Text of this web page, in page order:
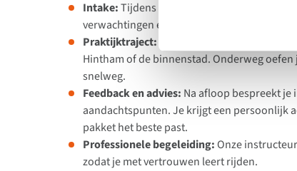
Intake:Tijdens een korte kennismaking
verwachtingen en doelen.
Praktijktraject:
Hintham of de binnenstad. Onderweg
snelweg.
Feedback en advies: Na afloop bespreekt
aandachtspunten. Je krijgt een persoonlijk
pakket het beste past.
Professionele begeleiding:Onze
zodat je met vertrouwen leert rijden.